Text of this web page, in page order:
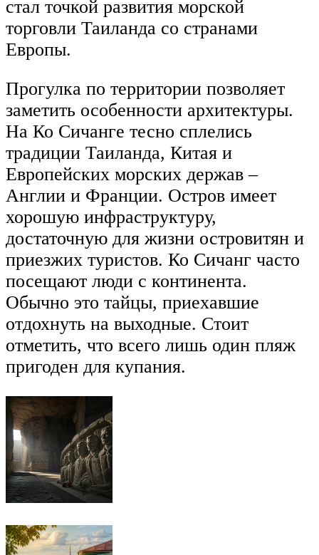
стал точкой развития морской
торговли Таиланда со странами
Европы.
Прогулка по территории позволяет
заметить особенности архитектуры.
На Ко Сичанге тесно сплелись
традиции Таиланда, Китая и
Европейских морских держав –
Англии и Франции. Остров имеет
хорошую инфраструктуру,
достаточную для жизни островитян и
приезжих туристов. Ко Сичанг часто
посещают люди с континента.
Обычно это тайцы, приехавшие
отдохнуть на выходные. Стоит
отметить, что всего лишь один пляж
пригоден для купания.